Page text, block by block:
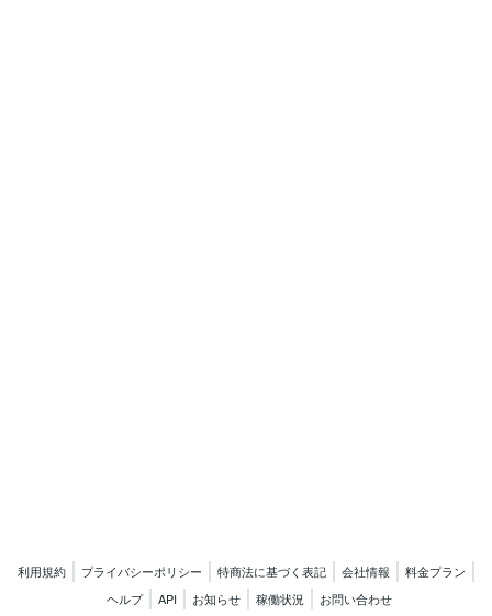
利用規約 プライバシーポリシー 特商法に基づく表記 会社情報
料金プラン
ヘルプ
API お知らせ 稼働状況 お問い合わせ